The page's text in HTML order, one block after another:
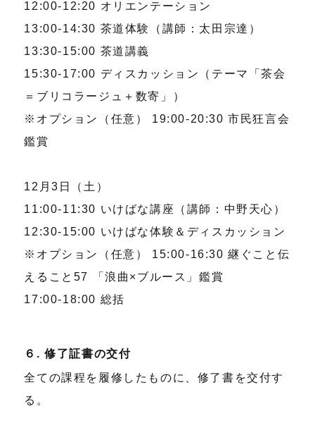
12:00-12:20 オリエンテーション
13:00-14:30 茶道体験（講師：太田宗達）
13:30-15:00 茶道講義
15:30-17:00 ディスカッション（テーマ「茶会
＝ブリコラージュ＋数寄」）
※オプション（任意） 19:00-20:30 市民狂言会
鑑賞
12月3日（土）
11:00-11:30 いけばな講座（講師：中野天心）
12:30-15:00 いけばな体験＆ディスカッション
※オプション（任意） 15:00-16:30 継ぐこと伝
えること57 「浪曲×ブルース」鑑賞
17:00-18:00 総括
６. 修了証書の交付
全ての課程を履修したものに、修了書を交付す
る。